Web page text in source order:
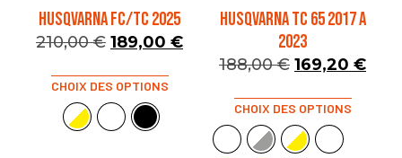
HUSQVARNA FC/TC 2025
210,00€ 189,00 €
CHOIX DES OPTIONS
HUSQVARNA TC 65 2017 A
2023
188,00€ 169,20 €
CHOIX DES OPTIONS